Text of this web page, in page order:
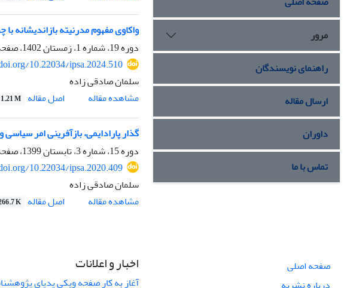
واکاوی مفهوم مدرنیته بازاندیشانه
دوره 19، شماره 1، زمستان 1402، صفحه
10.22034/ipsa.2024.510
سلمان صادقی زاده
مشاهده مقاله
اصل مقاله 1.21 M
گذار پارادایمی، بازآفرینی امر
دوره 15، شماره 3، تابستان 1399، صفحه
10.22034/ipsa.2020.409
سلمان صادقی زاده
مشاهده مقاله
اصل مقاله K
مرور
راهنمای نویسندگان
ارسال مقاله
داوران
تماس با ما
صفحه اصلی
اخبار و اعلانات
آغاز به کار صفحه ویکی پدیای